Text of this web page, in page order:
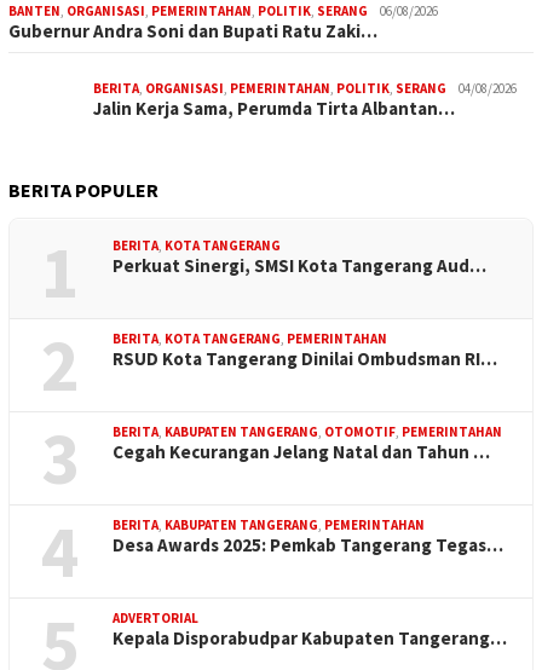
BANTEN ORGANISASI PEMERINTAHAN POLITIK SERANG 06/08/2026
Gubernur Andra Soni dan Bupati Ratu Zaki…
BERITA ORGANISASI PEMERINTAHAN POLITIK SERANG 04/08/2026
Jalin Kerja Sama, Perumda Tirta Albantan…
BERITA POPULER
1 BERITA KOTA TANGERANG
Perkuat Sinergi, SMSI Kota Tangerang Aud…
2 BERITA KOTA TANGERANG PEMERINTAHAN
RSUD Kota Tangerang Dinilai Ombudsman RI…
3 BERITA KABUPATEN TANGERANG OTOMOTIF PEMERINTAHAN
Cegah Kecurangan Jelang Natal dan Tahun …
4 BERITA KABUPATEN TANGERANG PEMERINTAHAN
Desa Awards 2025: Pemkab Tangerang Tegas…
5 ADVERTORIAL
Kepala Disporabudpar Kabupaten Tangerang…